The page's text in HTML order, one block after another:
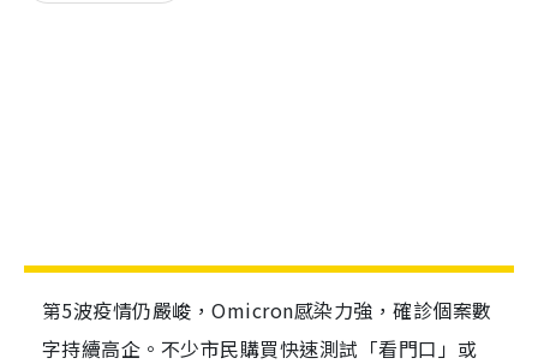
第5波疫情仍嚴峻，Omicron感染力強，確診個案數
字持續高企。不少市民購買快速測試「看門口」或